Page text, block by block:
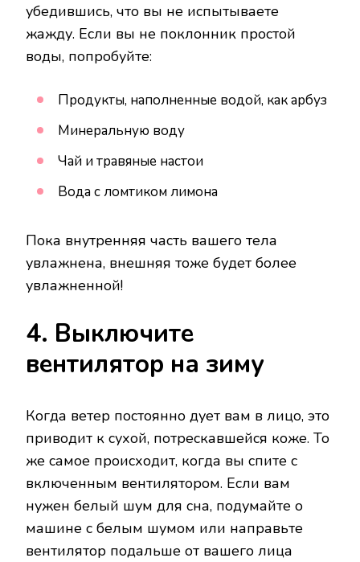
убедившись, что вы не испытываете
жажду. Если вы не поклонник простой
воды, попробуйте:
Продукты, наполненные водой, как арбуз
Минеральную воду
Чай и травяные настои
Вода с ломтиком лимона
Пока внутренняя часть вашего тела
увлажнена, внешняя тоже будет более
увлажненной!
4. Выключите
вентилятор на зиму
Когда ветер постоянно дует вам в лицо, это
приводит к сухой, потрескавшейся коже. То
же самое происходит, когда вы спите с
включенным вентилятором. Если вам
нужен белый шум для сна, подумайте о
машине с белым шумом или направьте
вентилятор подальше от вашего лица